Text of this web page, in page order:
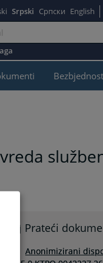
Srpski Српски English
Prateći
Anonimizirani